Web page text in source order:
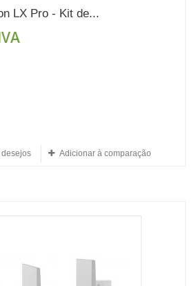
LX Pro - Kit de...
Adicionar à comparação